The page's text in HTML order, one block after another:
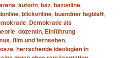
,autorin,baz,bazonline,
,blickonline,buendner tagblatt,
, Demokratie als
,dozentin, Einführung
,film und fernsehen,
,herrschende ideologien in